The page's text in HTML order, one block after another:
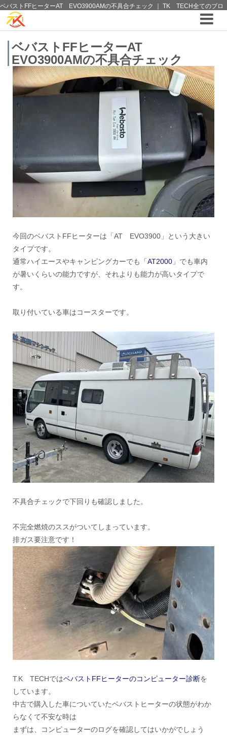
ベバストFFヒーターAT EVO3900AMの不具合チェック ｜ TK TECH全てのブロ
グ ｜4WDやSUVのカスタム パーツと12vクーラーから 車中泊/キャンピング部品ま
でご提案の T.K TECH 埼玉
ベバストFFヒーターAT
EVO3900AMの不具合チェック
今回のベバストFFヒーターは「AT EVO3900」という大きい
タイプです。
通常ハイエースやキャンピングカーでも「AT2000 」でも車内
が暑いくらいの能力ですが、それよりも能力が高いタイプで
す。
取り付いている車はコースターです。
不具合チェックで下回りも確認しました。
不完全燃焼のススがついてしまっています。
排ガス要注意です！
T.K TECHではベバストFFヒーターのコンピューター診断を
しています。
中古で購入した車についていたベバストヒーターの状態がわか
らなくて不安な時は
まずは、コンピューターのログを確認してはいかがでしょう